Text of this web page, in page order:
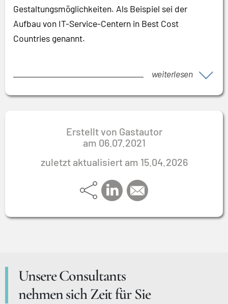
Gestaltungsmöglichkeiten. Als Beispiel sei der
Aufbau von IT-Service-Centern in Best Cost
Countries genannt.
weiterlesen
Erstellt von Gastautor
am 06.07.2021
zuletzt aktualisiert am 15.04.2026
Unsere Consultants
nehmen sich Zeit für Sie